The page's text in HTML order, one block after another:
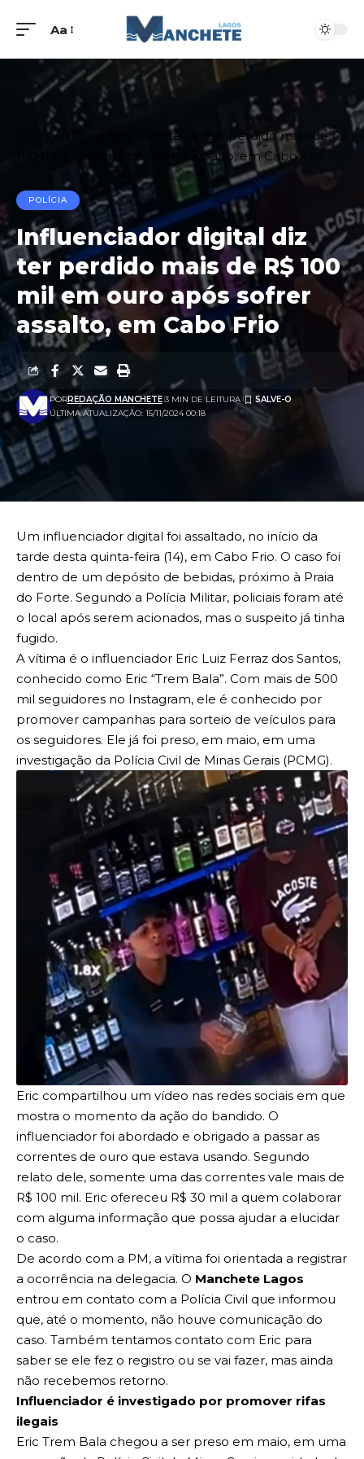
Aa
Início »
Influenciador digital diz ter perdido mais de R$
100 mil em ouro após sofrer assalto, em Cabo Frio
POLÍCIA
Influenciador digital diz
ter perdido mais de R$ 100
mil em ouro após sofrer
assalto, em Cabo Frio
ÚLTIMA ATUALIZAÇÃO: 15/11/2024 00:18
PORREDAÇÃO MANCHETE 3 MIN DE LEITURA
Um influenciador digital foi assaltado, no início da
tarde desta quinta-feira (14), em Cabo Frio. O caso foi
dentro de um depósito de bebidas, próximo à Praia
do Forte. Segundo a Polícia Militar, policiais foram até
o local após serem acionados, mas o suspeito já tinha
fugido.
A vítima é o influenciador Eric Luiz Ferraz dos Santos,
conhecido como Eric “Trem Bala”. Com mais de 500
mil seguidores no Instagram, ele é conhecido por
promover campanhas para sorteio de veículos para
os seguidores. Ele já foi preso, em maio, em uma
investigação da Polícia Civil de Minas Gerais (PCMG).
Eric compartilhou um vídeo nas redes sociais em que
mostra o momento da ação do bandido. O
influenciador foi abordado e obrigado a passar as
correntes de ouro que estava usando. Segundo
relato dele, somente uma das correntes vale mais de
R$ 100 mil. Eric ofereceu R$ 30 mil a quem colaborar
com alguma informação que possa ajudar a elucidar
o caso.
De acordo com a PM, a vítima foi orientada a registrar
a ocorrência na delegacia. O Manchete Lagos
entrou em contato com a Polícia Civil que informou
que, até o momento, não houve comunicação do
caso. Também tentamos contato com Eric para
saber se ele fez o registro ou se vai fazer, mas ainda
não recebemos retorno.
Influenciador é investigado por promover rifas
ilegais
Eric Trem Bala chegou a ser preso em maio, em uma